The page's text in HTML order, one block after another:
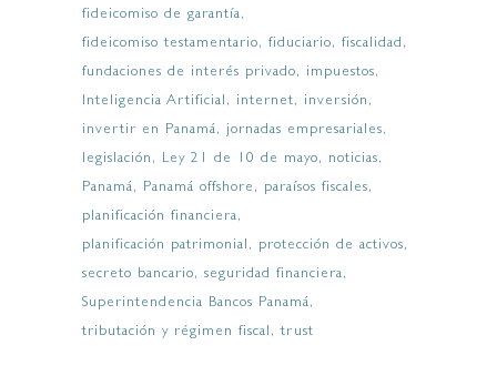
fideicomiso de garantía
fideicomiso testamentario
fiduciario
fiscalidad
fundaciones de interés privado
impuestos
Inteligencia Artificial
internet
inversión
invertir en Panamá
jornadas empresariales
legislación
Ley 21 de 10 de mayo
noticias
Panamá
Panamá offshore
paraísos fiscales
planificación financiera
planificación patrimonial
protección de activos
secreto bancario
seguridad financiera
Superintendencia Bancos Panamá
tributación y régimen fiscal
trust